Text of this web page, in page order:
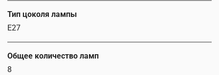
Тип цоколя лампы
E27
Общее количество ламп
8